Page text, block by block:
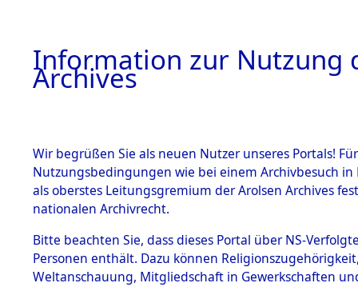
BESTÄNDE
1.
Inhaftierungsdoku
mente
1.2.9 Beim ITS
0001
Information zur Nutzung
Archives
Wir begrüßen Sie als neuen Nutzer unseres Portals!
Nutzungsbedingungen wie bei einem Archivbesuch
als oberstes Leitungsgremium der Arolsen Archives
nationalen Archivrecht.
Bitte beachten Sie, dass dieses Portal über NS-
Personen enthält. Dazu können
Weltanschauung, Mitgliedschaft in Gewerkschaften